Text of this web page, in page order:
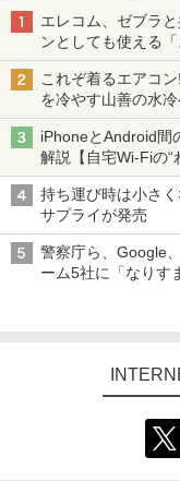
エレコム、ゼブラ
ンとしても使える
も、持ち替えずに
これぞ着るエアコ
を冷やす山善の水
ち・ざ・ろーど！
iPhoneとAndroid間
解説【自宅Wi-Fiの“
持ち運び時は小さ
サプライが発売
警察庁ら、Google
ーム5社に「なりす